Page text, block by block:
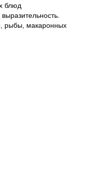
блюд
рыбы, макаронных